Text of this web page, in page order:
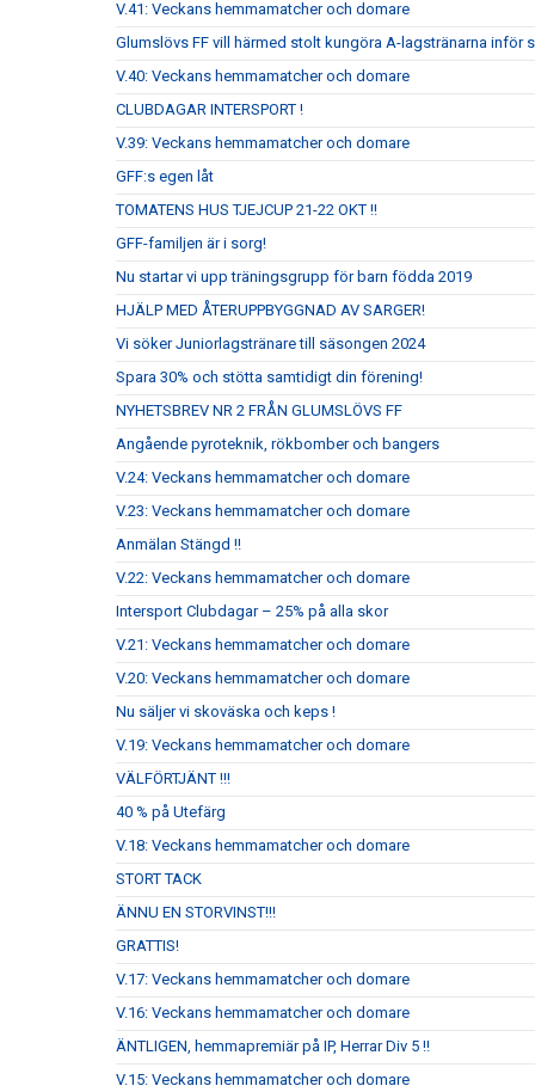
V.41: Veckans hemmamatcher och domare
Glumslövs FF vill härmed stolt kungöra A-lagstränarna inför
V.40: Veckans hemmamatcher och domare
CLUBDAGAR INTERSPORT !
V.39: Veckans hemmamatcher och domare
GFF:s egen låt
TOMATENS HUS TJEJCUP 21-22 OKT !!
GFF-familjen är i sorg!
Nu startar vi upp träningsgrupp för barn födda 2019
HJÄLP MED ÅTERUPPBYGGNAD AV SARGER!
Vi söker Juniorlagstränare till säsongen 2024
Spara 30% och stötta samtidigt din förening!
NYHETSBREV NR 2 FRÅN GLUMSLÖVS FF
Angående pyroteknik, rökbomber och bangers
V.24: Veckans hemmamatcher och domare
V.23: Veckans hemmamatcher och domare
Anmälan Stängd !!
V.22: Veckans hemmamatcher och domare
Intersport Clubdagar – 25% på alla skor
V.21: Veckans hemmamatcher och domare
V.20: Veckans hemmamatcher och domare
Nu säljer vi skoväska och keps !
V.19: Veckans hemmamatcher och domare
VÄLFÖRTJÄNT !!!
40 % på Utefärg
V.18: Veckans hemmamatcher och domare
STORT TACK
ÄNNU EN STORVINST!!!
GRATTIS!
V.17: Veckans hemmamatcher och domare
V.16: Veckans hemmamatcher och domare
ÄNTLIGEN, hemmapremiär på IP, Herrar Div 5 !!
V.15: Veckans hemmamatcher och domare